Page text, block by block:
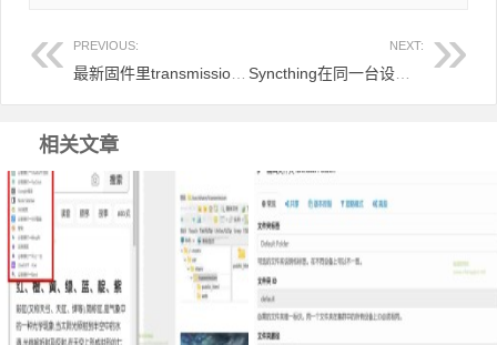
PREVIOUS: NEXT:
Syncthing在同一台设备上不同的文件夹之间来实现文件夹的同步 利用Syncthing备份到云储存
相关文章